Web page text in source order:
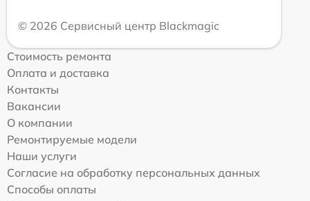
© 2026 Сервисный центр Blackmagic
Стоимость ремонта
Оплата и доставка
Контакты
Вакансии
О компании
Ремонтируемые модели
Наши услуги
Согласие на обработку персональных данных
Способы оплаты